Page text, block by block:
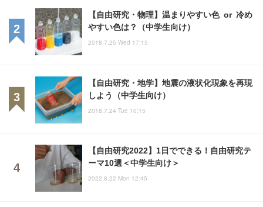
【自由研究・物理】温まりやすい色 or 冷め
やすい色は？（中学生向け）
2018.7.25 Wed 17:15
【自由研究・地学】地震の液状化現象を再現
しよう（中学生向け）
2018.7.24 Tue 10:15
【自由研究2022】1日でできる！自由研究テ
ーマ10選＜中学生向け＞
2022.8.22 Mon 12:45